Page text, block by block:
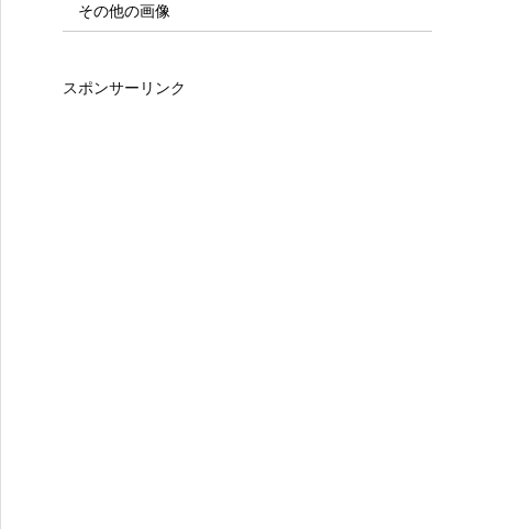
その他の画像
スポンサーリンク